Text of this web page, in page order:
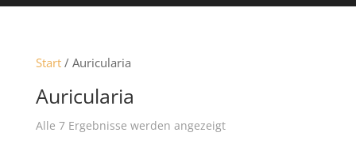
Start/ Auricularia
Auricularia
Alle 7 Ergebnisse werden angezeigtNach